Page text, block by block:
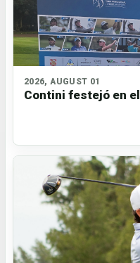
2026, AUGUST 01
Contini festejó en